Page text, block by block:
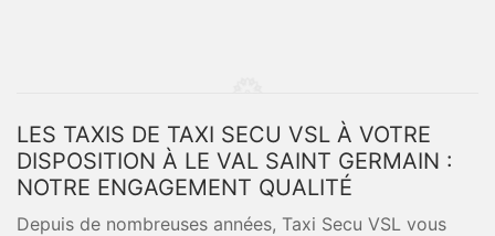
LES TAXIS DE TAXI SECU VSL À VOTRE
DISPOSITION À LE VAL SAINT GERMAIN :
NOTRE ENGAGEMENT QUALITÉ
Depuis de nombreuses années, Taxi Secu VSL vous